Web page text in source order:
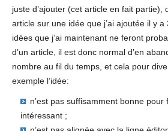
juste d’ajouter (cet article en fait partie),
article sur une idée que j’ai ajoutée il y
idées que j’ai maintenant ne feront
d’un article, il est donc normal d’en
nombre au fil du temps, et cela pour
exemple l’idée:
n’est pas suffisamment bonne pour
intéressant ;